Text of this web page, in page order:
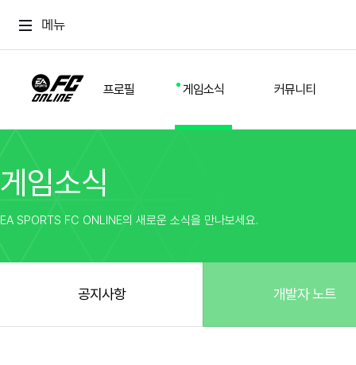
메뉴
프로필 게임소식 커뮤니티
스쿼드
경기 기록
커뮤니티
방명록
설정
업데이트
유저 가이드
게임 플레이 버그 제보
게임소식
EA SPORTS FC ONLINE의 새로운 소식을 만나보세요.
공지사항 개발자 노트